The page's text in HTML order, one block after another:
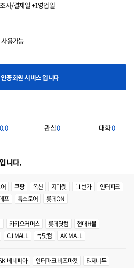
볼 수 있으며 클릭시에는 이미지를 다운받으실 수
사/결제일 +1영업일
용가능
증회원 서비스 입니다
0.0 관심0 대화0
니다.
쿠팡 옥션 지마켓 11번가
인터파크
프 톡스토어 롯데ON
카카오커머스 롯데닷컴
현대H몰
CJ MALL 쓱닷컴 AK MALL
베네피아 인터파크 비즈마켓
E-제너두